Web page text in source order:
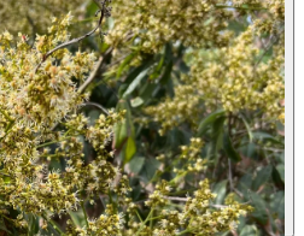
הונג
Litchi chinensis
מחיר 7 ליטר
₪
עונת פרי
יולי
שמש מלאה + חצי צלאדמה בלבד